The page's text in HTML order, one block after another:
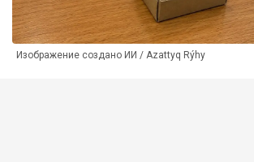
Изображение создано ИИ / Azattyq Rýhy